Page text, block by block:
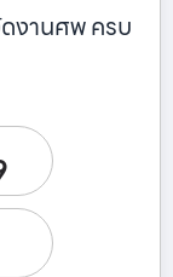
งานศพ ครบ